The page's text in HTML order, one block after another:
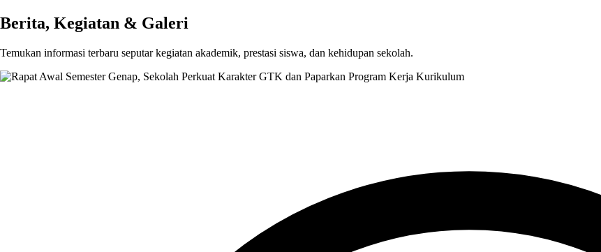
Berita, Kegiatan & Galeri
Temukan informasi terbaru seputar kegiatan akademik, prestasi siswa, dan kehidupan sekolah.
Kurikulum